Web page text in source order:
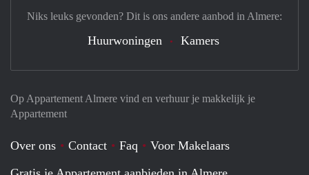
Op Appartement Almere vind en verhuur je makkelijk je
Appartement
Over ons Contact Faq
Voor Makelaars
Niks leuks gevonden? Dit is ons andere aanbod in Almere:
Huurwoningen Kamers